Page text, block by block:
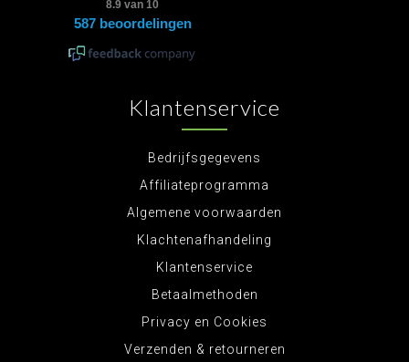
Klantenservice
Bedrijfsgegevens
Affiliateprogramma
Algemene voorwaarden
Klachtenafhandeling
Klantenservice
Betaalmethoden
Privacy en Cookies
Verzenden & retourneren